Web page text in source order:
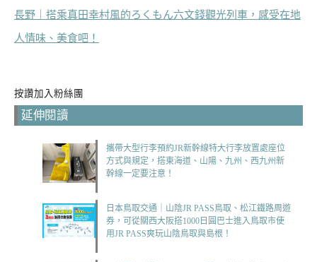
長野｜搭乘真田幸村風的ろくもん六文錢觀光列車，感受在地
人情味、美食吧！
按讚加入粉絲團
延伸閱讀
攜帶大型行李預約JR新幹線特大行李放置處座位
方式與規定，搭東海道、山陽、九州、西九州新
幹線一定要注意！
日本鳥取交通｜山陰JR PASS鳥取、松江鐵路周遊
券，可從關西大阪搭1000日圓巴士進入鳥取市使
用JR PASS爽玩山陰鳥取與島根！